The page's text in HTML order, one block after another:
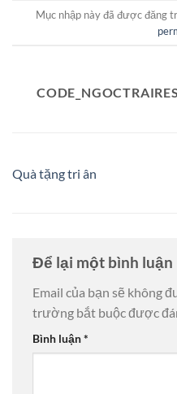
Mục nhập này đã được đăng
Quà tặng tri ân
Để lại một bình luận
Email của bạn sẽ không
trường bắt buộc được
Bình luận*